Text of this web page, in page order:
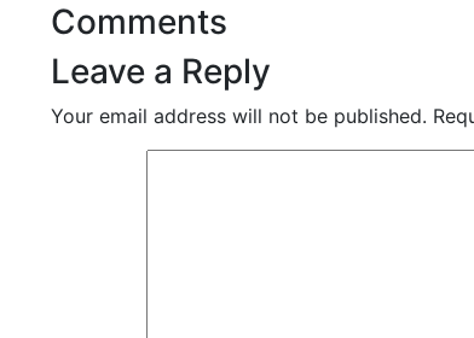
Comments
Leave a Reply
Your email address will not be published.